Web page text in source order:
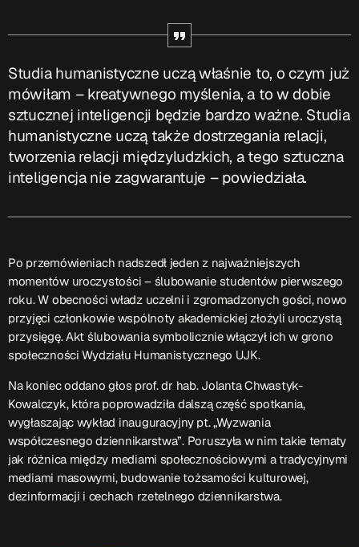
10:00 - 10:05
Upcoming shows
Serwis Informacyjny
14:00 - 14:05
Serwis Informacyjny
18:00 - 18:05
Serwis Informacyjny
19:00 - 19:05
Studia humanistyczne uczą właśnie to, o czym już
mówiłam – kreatywnego myślenia, a to w dobie
sztucznej inteligencji będzie bardzo ważne. Studia
humanistyczne uczą także dostrzegania relacji,
tworzenia relacji międzyludzkich, a tego sztuczna
inteligencja nie zagwarantuje – powiedziała.
Po przemówieniach nadszedł jeden z najważniejszych
momentów uroczystości – ślubowanie studentów pierwszego
roku. W obecności władz uczelni i zgromadzonych gości, nowo
przyjęci członkowie wspólnoty akademickiej złożyli uroczystą
przysięgę. Akt ślubowania symbolicznie włączył ich w grono
społeczności Wydziału Humanistycznego UJK.
Na koniec oddano głos prof. dr hab. Jolanta Chwastyk-
Kowalczyk, która poprowadziła dalszą część spotkania,
wygłaszając wykład inauguracyjny pt. „Wyzwania
współczesnego dziennikarstwa”. Poruszyła w nim takie tematy
jak różnica między mediami społecznościowymi a tradycyjnymi
mediami masowymi, budowanie tożsamości kulturowej,
dezinformacji i cechach rzetelnego dziennikarstwa.